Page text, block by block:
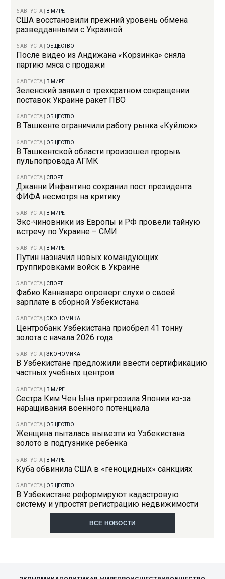
6 АВГУСТА В МИРЕ
США восстановили прежний уровень обмена
разведданными с Украиной
6 АВГУСТА ОБЩЕСТВО
После видео из Андижана «Корзинка» сняла
партию мяса с продажи
6 АВГУСТА В МИРЕ
Зеленский заявил о трехкратном сокращении
поставок Украине ракет ПВО
6 АВГУСТА ОБЩЕСТВО
В Ташкенте ограничили работу рынка «Куйлюк»
6 АВГУСТА ОБЩЕСТВО
В Ташкентской области произошел прорыв
пульпопровода АГМК
6 АВГУСТА СПОРТ
Джанни Инфантино сохранил пост президента
ФИФА несмотря на критику
5 АВГУСТА В МИРЕ
Экс-чиновники из Европы и РФ провели тайную
встречу по Украине – СМИ
5 АВГУСТА В МИРЕ
Путин назначил новых командующих
группировками войск в Украине
5 АВГУСТА СПОРТ
Фабио Каннаваро опроверг слухи о своей
зарплате в сборной Узбекистана
5 АВГУСТА |ЭКОНОМИКА
Центробанк Узбекистана приобрел 41 тонну
золота с начала 2026 года
5 АВГУСТА |ЭКОНОМИКА
В Узбекистане предложили ввести сертификацию
частных учебных центров
5 АВГУСТА В МИРЕ
Сестра Ким Чен Ына пригрозила Японии из-за
наращивания военного потенциала
5 АВГУСТА ОБЩЕСТВО
Женщина пыталась вывезти из Узбекистана
золото в подгузнике ребенка
5 АВГУСТА В МИРЕ
Куба обвинила США в «геноцидных» санкциях
5 АВГУСТА ОБЩЕСТВО
В Узбекистане реформируют кадастровую
систему и упростят регистрацию недвижимости
ВСЕ НОВОСТИ